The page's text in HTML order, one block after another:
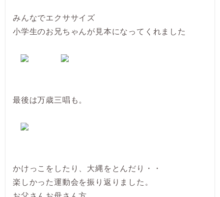
みんなでエクササイズ
小学生のお兄ちゃんが見本になってくれました
最後は万歳三唱も。
かけっこをしたり、大縄をとんだり・・
楽しかった運動会を振り返りました。